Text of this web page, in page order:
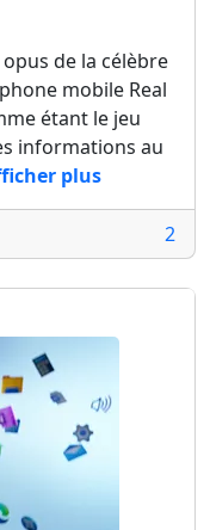
de la célèbre
mobile Real
étant le jeu
informations au
plus
2